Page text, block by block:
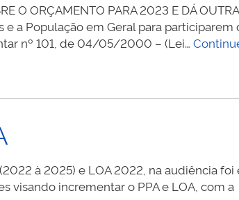
O ORÇAMENTO PARA 2023 E DÁ
em Geral para participarem
nº 101, de 04/05/2000 – (Lei…
à 2025) e LOA 2022, na audiência foi
visando incrementar o PPA e LOA, com a